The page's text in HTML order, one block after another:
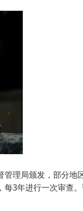
理局颁发，部分
3年进行一次审查